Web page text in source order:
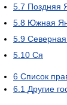
5.7 Поздняя
5.8 Южная
5.9
5.10 Ся
6 Список
6.1 Другие